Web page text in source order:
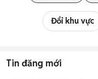
Đổi khu vực
Tin đăng mới